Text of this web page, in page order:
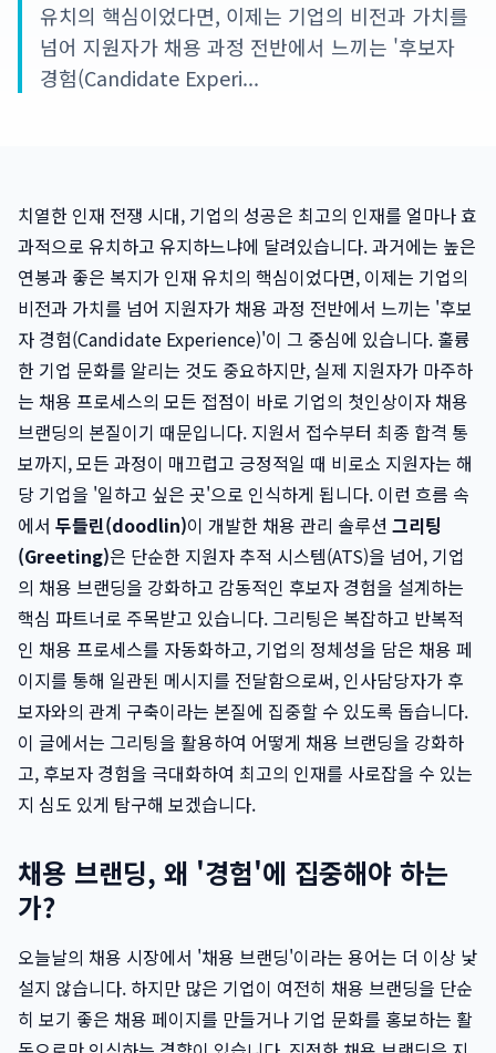
유치의 핵심이었다면, 이제는 기업의 비전과 가치를
넘어 지원자가 채용 과정 전반에서 느끼는 '후보자
경험(Candidate Experi...
치열한 인재 전쟁 시대, 기업의 성공은 최고의 인재를 얼마나 효
과적으로 유치하고 유지하느냐에 달려있습니다. 과거에는 높은
연봉과 좋은 복지가 인재 유치의 핵심이었다면, 이제는 기업의
비전과 가치를 넘어 지원자가 채용 과정 전반에서 느끼는 '후보
자 경험(Candidate Experience)'이 그 중심에 있습니다. 훌륭
한 기업 문화를 알리는 것도 중요하지만, 실제 지원자가 마주하
는 채용 프로세스의 모든 접점이 바로 기업의 첫인상이자 채용
브랜딩의 본질이기 때문입니다. 지원서 접수부터 최종 합격 통
보까지, 모든 과정이 매끄럽고 긍정적일 때 비로소 지원자는 해
당 기업을 '일하고 싶은 곳'으로 인식하게 됩니다. 이런 흐름 속
에서 두들린(doodlin)이 개발한 채용 관리 솔루션 그리팅
(Greeting)은 단순한 지원자 추적 시스템(ATS)을 넘어, 기업
의 채용 브랜딩을 강화하고 감동적인 후보자 경험을 설계하는
핵심 파트너로 주목받고 있습니다. 그리팅은 복잡하고 반복적
인 채용 프로세스를 자동화하고, 기업의 정체성을 담은 채용 페
이지를 통해 일관된 메시지를 전달함으로써, 인사담당자가 후
보자와의 관계 구축이라는 본질에 집중할 수 있도록 돕습니다.
이 글에서는 그리팅을 활용하여 어떻게 채용 브랜딩을 강화하
고, 후보자 경험을 극대화하여 최고의 인재를 사로잡을 수 있는
지 심도 있게 탐구해 보겠습니다.
채용 브랜딩, 왜 '경험'에 집중해야 하는
가?
오늘날의 채용 시장에서 '채용 브랜딩'이라는 용어는 더 이상 낯
설지 않습니다. 하지만 많은 기업이 여전히 채용 브랜딩을 단순
히 보기 좋은 채용 페이지를 만들거나 기업 문화를 홍보하는 활